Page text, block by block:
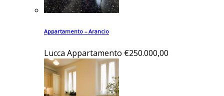
Appartamento – Arancio
Lucca Appartamento €250.000,00